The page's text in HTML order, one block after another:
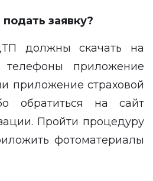
заявку?
должны скачать на
приложение
приложение страховой
обратиться на сайт
Пройти процедуру
фотоматериалы